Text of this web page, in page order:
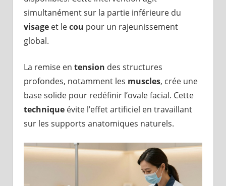
simultanément sur la partie inférieure du
visageet lecou pour un rajeunissement
global.
La remise en tension des structures
profondes, notamment les muscles, crée une
base solide pour redéfinir l’ovale facial. Cette
techniqueévite l’effet artificiel en travaillant
sur les supports anatomiques naturels.